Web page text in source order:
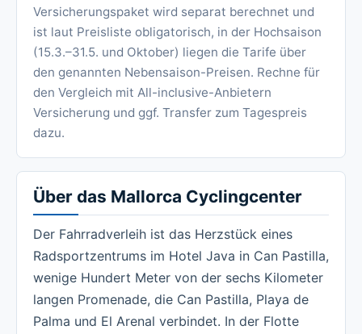
Versicherungspaket wird separat berechnet und
ist laut Preisliste obligatorisch, in der Hochsaison
(15.3.–31.5. und Oktober) liegen die Tarife über
den genannten Nebensaison-Preisen. Rechne für
den Vergleich mit All-inclusive-Anbietern
Versicherung und ggf. Transfer zum Tagespreis
dazu.
Über das Mallorca Cyclingcenter
Der Fahrradverleih ist das Herzstück eines
Radsportzentrums im Hotel Java in Can Pastilla,
wenige Hundert Meter von der sechs Kilometer
langen Promenade, die Can Pastilla, Playa de
Palma und El Arenal verbindet. In der Flotte